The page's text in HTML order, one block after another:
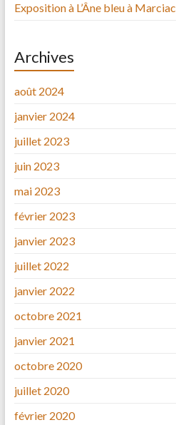
Exposition à L’Âne bleu à Marciac
Archives
août 2024
janvier 2024
juillet 2023
juin 2023
mai 2023
février 2023
janvier 2023
juillet 2022
janvier 2022
octobre 2021
janvier 2021
octobre 2020
juillet 2020
février 2020